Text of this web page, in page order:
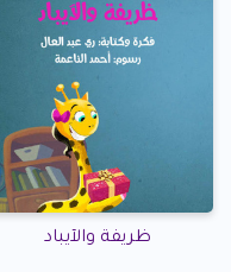
ظريفة والآيباد